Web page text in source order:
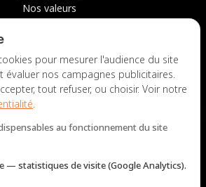
Nos valeurs
Avis clients
Candidater chez nous
CONTACTER
– Jeu : 9h – 12h / 14h – 18h
pour mesurer l'audience du site
évaluer nos campagnes publicitaires.
tout refuser, ou choisir. Voir notre
.
au fonctionnement du site
— statistiques de visite (Google Analytics).